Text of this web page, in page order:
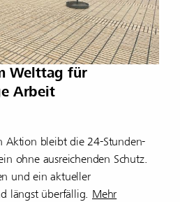
Welttag für
Arbeit
Aktion bleibt die 24-Stunden-
ohne ausreichenden Schutz.
und ein aktueller
längst überfällig. Mehr